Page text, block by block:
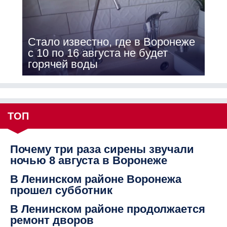
Стало известно, где в Воронеже
с 10 по 16 августа не будет
горячей воды
ТОП
Почему три раза сирены звучали
ночью 8 августа в Воронеже
В Ленинском районе Воронежа
прошел субботник
В Ленинском районе продолжается
ремонт дворов